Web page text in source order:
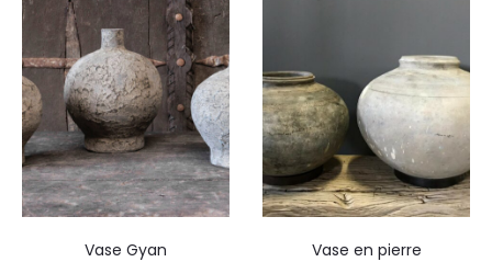
Vase Gyan
Vase en pierre